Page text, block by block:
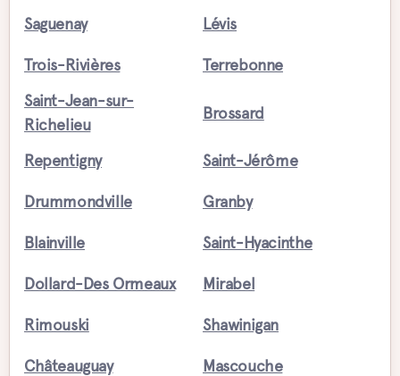
Saguenay Lévis
Trois-Rivières
Terrebonne
Saint-Jean-sur-
Richelieu
Brossard
Repentigny Saint-Jérôme
Drummondville Granby
Blainville Saint-Hyacinthe
Dollard-Des Ormeaux Mirabel
Rimouski Shawinigan
Châteauguay Mascouche